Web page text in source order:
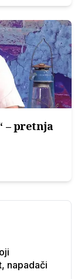
– pretnja
napadači